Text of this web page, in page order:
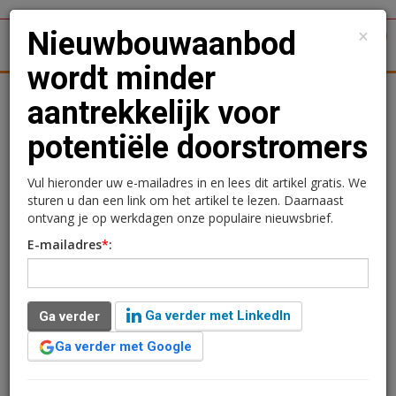
Woningmarkt Kantoren
Nieuwbouwaanbod wordt
minder aantrekkelijk voor
potentiële doorstromers
Nu er steeds meer nadruk komt te liggen op het
binnenstedelijk bouwen van appartementen, en die
appartementen betaalbaar en daarmee kleiner zijn,
×
Nieuwbouwaanbod
wordt minder
aantrekkelijk voor
potentiële doorstromers
Vul hieronder uw e-mailadres in en lees dit artikel gratis. We
sturen u dan een link om het artikel te lezen. Daarnaast
ontvang je op werkdagen onze populaire nieuwsbrief.
E-mailadres*:
Ga verder
Ga verder met LinkedIn
Ga verder met Google